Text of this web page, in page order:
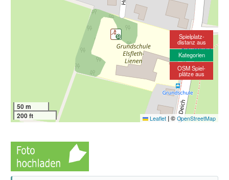
50 m
200 ft
Leaflet |© OpenStreetMap
Spielplatz-
distanz aus
Kategorien
OSM Spiel-
plätze aus